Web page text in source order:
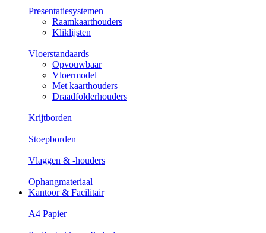
Presentatiesystemen
Raamkaarthouders
Kliklijsten
Vloerstandaards
Opvouwbaar
Vloermodel
Met kaarthouders
Draadfolderhouders
Krijtborden
Stoepborden
Vlaggen & -houders
Ophangmateriaal
Kantoor & Facilitair
A4 Papier